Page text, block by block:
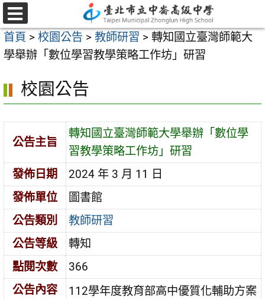
跳
至
主
要
容
選
單
首頁 > 校園公告 > 教師研習 > 轉知國立臺灣師範大
學舉辦「數位學習教學策略工作坊」研習
校園公告
公告主旨
轉知國立臺灣師範大學舉辦「數位學
習教學策略工作坊」研習
發佈日期
2024 年 3 月 11 日
發佈單位
圖書館
公告類別
教師研習
公告等級
轉知
點閱次數
366
公告內容
112學年度教育部高中優質化輔助方案